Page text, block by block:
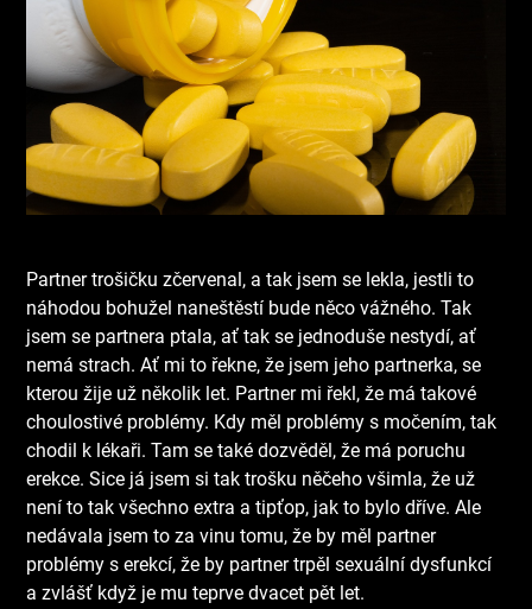
Partner trošičku zčervenal, a tak jsem se lekla, jestli to
náhodou bohužel naneštěstí bude něco vážného. Tak
jsem se partnera ptala, ať tak se jednoduše nestydí, ať
nemá strach. Ať mi to řekne, že jsem jeho partnerka, se
kterou žije už několik let. Partner mi řekl, že má takové
choulostivé problémy. Kdy měl problémy s močením, tak
chodil k lékaři. Tam se také dozvěděl, že má poruchu
erekce. Sice já jsem si tak trošku něčeho všimla, že už
není to tak všechno extra a tipťop, jak to bylo dříve. Ale
nedávala jsem to za vinu tomu, že by měl partner
problémy s erekcí, že by partner trpěl sexuální dysfunkcí
a zvlášť když je mu teprve dvacet pět let.